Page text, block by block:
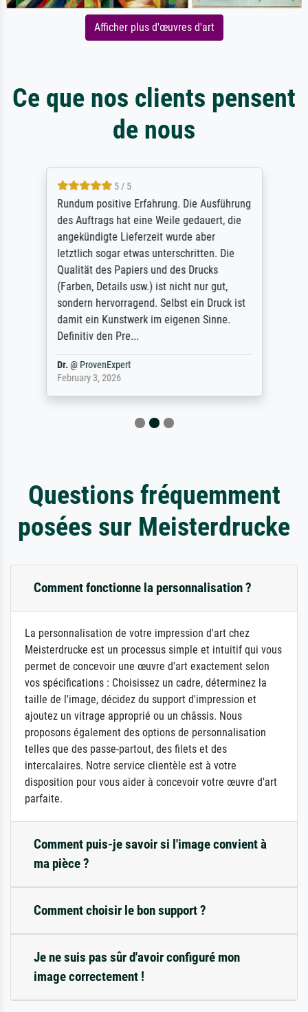
Afficher plus d'œuvres d'art
Ce que nos clients pensent
de nous
5 / 5
Rundum positive Erfahrung. Die Ausführung
des Auftrags hat eine Weile gedauert, die
angekündigte Lieferzeit wurde aber
letztlich sogar etwas unterschritten. Die
Qualität des Papiers und des Drucks
(Farben, Details usw.) ist nicht nur gut,
sondern hervorragend. Selbst ein Druck ist
damit ein Kunstwerk im eigenen Sinne.
Definitiv den Pre...
Dr.@ ProvenExpert
February 3, 2026
Questions fréquemment
posées sur Meisterdrucke
Comment fonctionne la personnalisation ?
La personnalisation de votre impression d'art chez
Meisterdrucke est un processus simple et intuitif qui vous
permet de concevoir une œuvre d'art exactement selon
vos spécifications : Choisissez un cadre, déterminez la
taille de l'image, décidez du support d'impression et
ajoutez un vitrage approprié ou un châssis. Nous
proposons également des options de personnalisation
telles que des passe-partout, des filets et des
intercalaires. Notre service clientèle est à votre
disposition pour vous aider à concevoir votre œuvre d'art
parfaite.
Comment puis-je savoir si l'image convient à
ma pièce ?
Comment choisir le bon support ?
Je ne suis pas sûr d'avoir configuré mon
image correctement !